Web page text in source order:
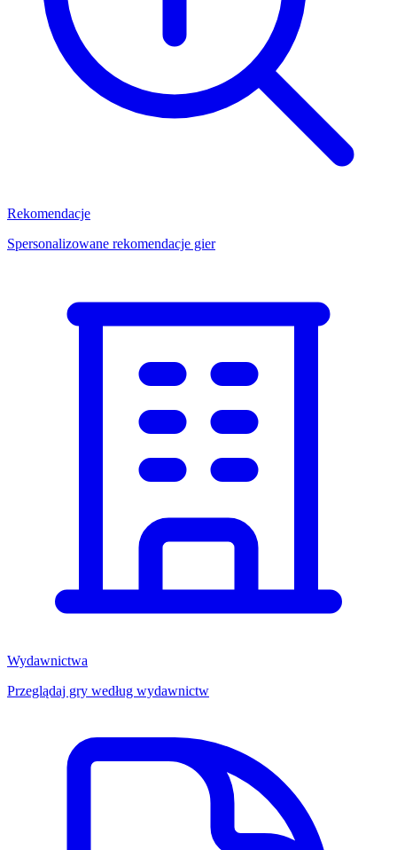
Rekomendacje
Spersonalizowane rekomendacje gier
Wydawnictwa
Przeglądaj gry według wydawnictw